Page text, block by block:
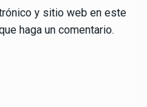
y sitio web en este
haga un comentario.